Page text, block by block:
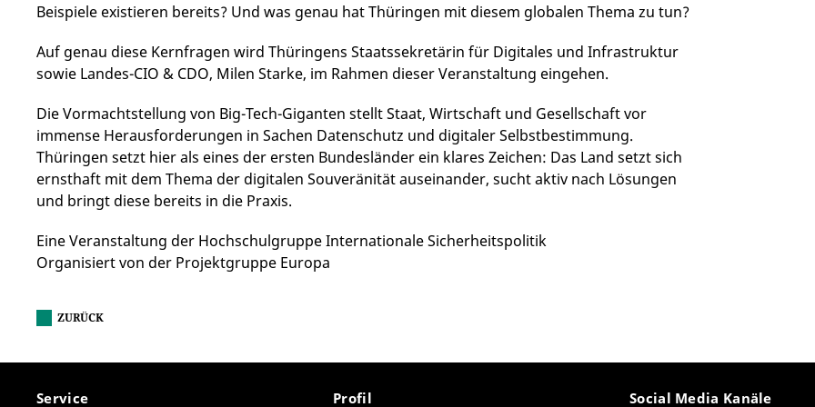
Beispiele existieren bereits? Und was genau hat Thüringen mit diesem globalen Thema zu tun?
Auf genau diese Kernfragen wird Thüringens Staatssekretärin für Digitales und Infrastruktur
sowie Landes-CIO & CDO, Milen Starke, im Rahmen dieser Veranstaltung eingehen.
Die Vormachtstellung von Big-Tech-Giganten stellt Staat, Wirtschaft und Gesellschaft vor
immense Herausforderungen in Sachen Datenschutz und digitaler Selbstbestimmung.
Thüringen setzt hier als eines der ersten Bundesländer ein klares Zeichen: Das Land setzt sich
ernsthaft mit dem Thema der digitalen Souveränität auseinander, sucht aktiv nach Lösungen
und bringt diese bereits in die Praxis.
Eine Veranstaltung der Hochschulgruppe Internationale Sicherheitspolitik
Organisiert von der Projektgruppe Europa
ZURÜCK
Service Profil Social Media Kanäle